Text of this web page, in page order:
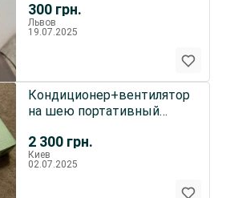
300 грн.
Львов
19.07.2025
2 300 грн.
Кондиционер+вентилятор
на шею портативный
работы
Киев
02.07.2025